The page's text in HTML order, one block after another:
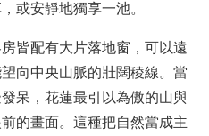
或安靜地獨享一池。
皆配有大片落地窗，可以遠
向中央山脈的壯闊稜線。當
呆，花蓮最引以為傲的山與
的畫面。這種把自然當成主